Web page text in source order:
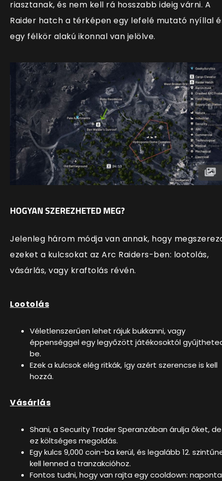
riasztanak, és nem kell rá hosszabb ideig várni. A
Raider hatch a térképen egy lefelé mutató nyíllal
egy félkör alakú ikonnal van jelölve.
HOGYAN SZEREZHETED MEG?
Jelenleg három módja van annak, hogy
ezeket a kulcsokat az Arc Raiders-ben: lootolás,
vásárlás, vagy kraftolás révén.
Lootolás
Véletlenszerűen lehet rájuk bukkanni, vagy
éppenséggel egy legyőzött játékosoktól
be.
Ezek a kulcsok elég ritkák, így azért szerencse is kell
hozzá.
Vásárlás
Shani, a Security Trader Speranzában árulja őket, de
ez költséges megoldás.
Egy kulcs 9,000 coin-ba kerül, és legalább 12.
kell lenned a tranzakcióhoz.
Fontos tudni, hogy van rajta egy cooldown: naponta